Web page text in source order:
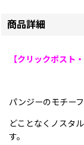
商品詳細
【クリックポスト
パンジーのモチー
どことなくノスタ
す。